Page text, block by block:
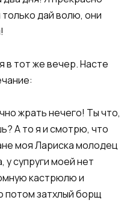
дай волю, они
в тот же вечер. Насте
жрать нечего! Ты что,
А то я и смотрю, что
моя Лариска молодец
супруги моей нет
кастрюлю и
потом затхлый борщ